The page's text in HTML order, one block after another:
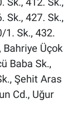
Sk., 427. Sk.,
1. Sk., 432.
Bahriye Üçok
Baba Sk.,
Şehit Aras
Cd., Uğur